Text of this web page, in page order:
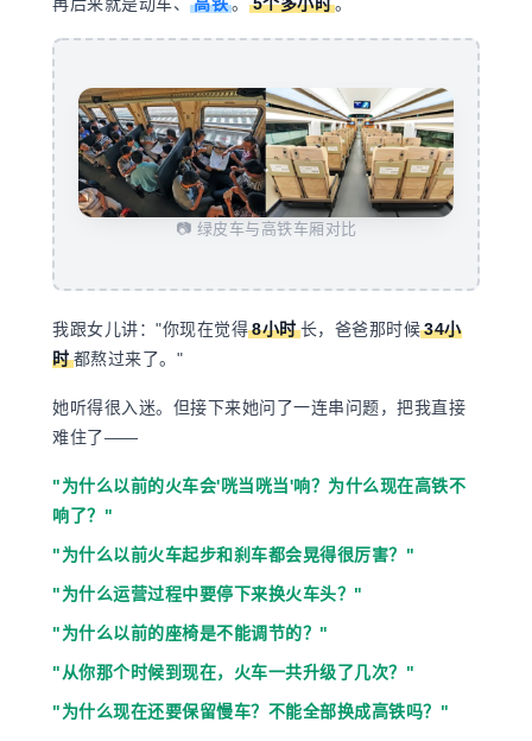
再后来就是动车、 高铁。 5个多小时。
📷 绿皮车与高铁车厢对比
我跟女儿讲："你现在觉得8小时长，爸爸那时候34小
时都熬过来了。"
她听得很入迷。但接下来她问了一连串问题，把我直接
难住了——
"为什么以前的火车会'咣当咣当'响？为什么现在高铁不
响了？"
"为什么以前火车起步和刹车都会晃得很厉害？"
"为什么运营过程中要停下来换火车头？"
"为什么以前的座椅是不能调节的？"
"从你那个时候到现在，火车一共升级了几次？"
"为什么现在还要保留慢车？不能全部换成高铁吗？"